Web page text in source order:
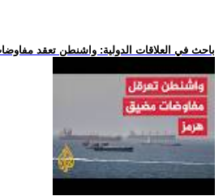
.. باحث في العلاقات الدولية: واشنطن تعقد